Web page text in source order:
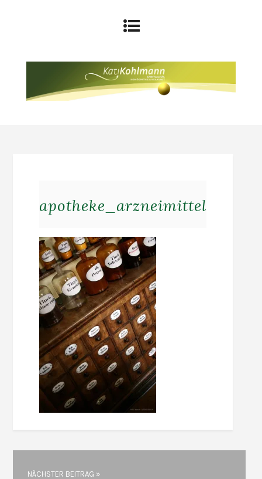
apotheke_arzneimittel
NÄCHSTER BEITRAG »